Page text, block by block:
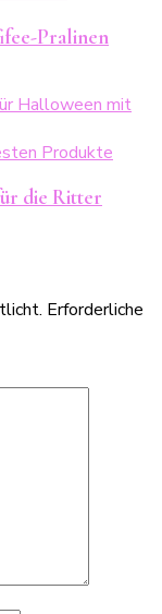
Pralinen
Produkte
die Ritter
Erforderliche